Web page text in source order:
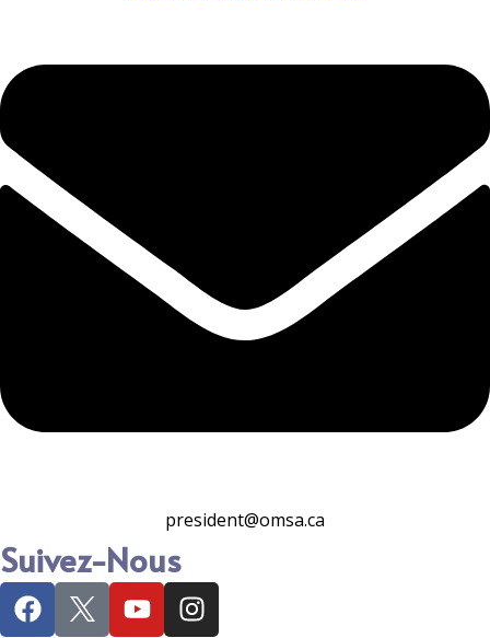
president@omsa.ca
Suivez-Nous